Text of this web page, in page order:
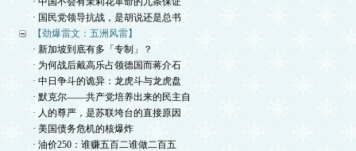
· 国民党领导抗战，是胡说还是总书
【劲爆雷文：五洲风雷】
· 新加坡到底有多「专制」？
· 为何战后戴高乐占领德国而蒋介石
· 中日争斗的诡异：龙虎斗与龙虎盘
· 默克尔——共产党培养出来的民主自
· 人的尊严，是苏联垮台的直接原因
· 美国债务危机的核爆炸
· 油价250：谁赚五百二谁做二百五